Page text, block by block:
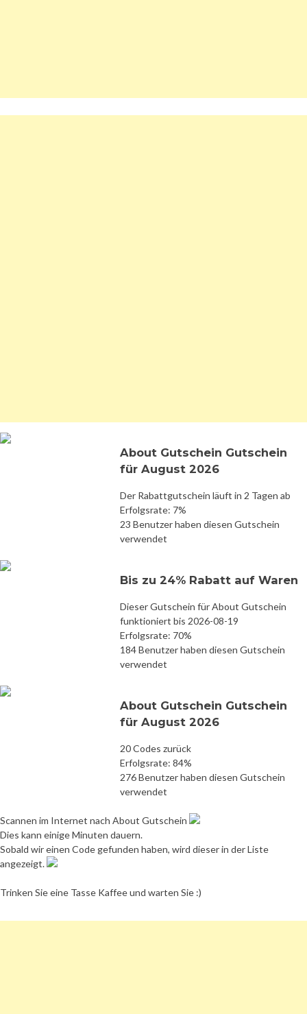
About Gutschein Gutschein
für August 2026
Der Rabattgutschein läuft in 2 Tagen ab
Erfolgsrate: 7%
23 Benutzer haben diesen Gutschein
verwendet
Bis zu 24% Rabatt auf Waren
Dieser Gutschein für About Gutschein
funktioniert bis 2026-08-19
Erfolgsrate: 70%
184 Benutzer haben diesen Gutschein
verwendet
About Gutschein Gutschein
für August 2026
20 Codes zurück
Erfolgsrate: 84%
276 Benutzer haben diesen Gutschein
verwendet
Scannen im Internet nach About Gutschein
Dies kann einige Minuten dauern.
Sobald wir einen Code gefunden haben, wird dieser in der Liste
angezeigt.
Trinken Sie eine Tasse Kaffee und warten Sie :)